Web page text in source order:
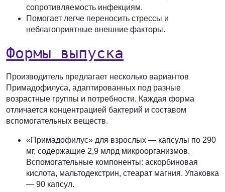
сопротивляемость инфекциям.
Помогает легче переносить стрессы и
неблагоприятные внешние факторы.
Формы выпуска
Производитель предлагает несколько вариантов
Примадофилуса, адаптированных под разные
возрастные группы и потребности. Каждая форма
отличается концентрацией бактерий и составом
вспомогательных веществ.
«Примадофилус» для взрослых — капсулы по 290
мг, содержащие 2,9 млрд микроорганизмов.
Вспомогательные компоненты: аскорбиновая
кислота, мальтодекстрин, стеарат магния. Упаковка
— 90 капсул.